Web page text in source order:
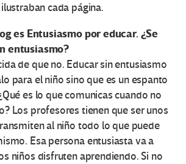
cada página.
es Entusiasmo por educar. ¿Se
entusiasmo?
de que no. Educar sin entusiasmo
para el niño sino que es un espanto
es lo que comunicas cuando no
Los profesores tienen que ser unos
al niño todo lo que puede
Esa persona entusiasta va a
niños disfruten aprendiendo. Si no